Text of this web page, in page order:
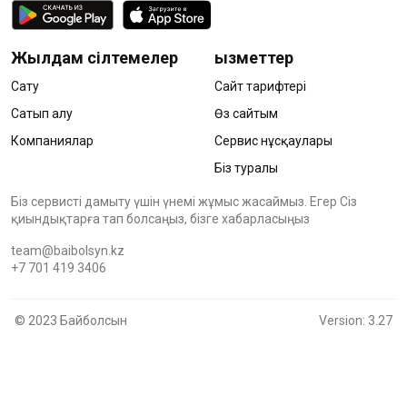
Жылдам сілтемелер
Сату
Сатып алу
Компаниялар
Қызметтер
Сайт тарифтері
Өз сайтым
Сервис нұсқаулары
Біз туралы
Біз сервисті дамыту үшін үнемі жұмыс жасаймыз. Егер Сіз
қиындықтарға тап болсаңыз, бізге хабарласыңыз
team@baibolsyn.kz
+7 701 419 3406
© 2023 Байболсын Version: 3.27